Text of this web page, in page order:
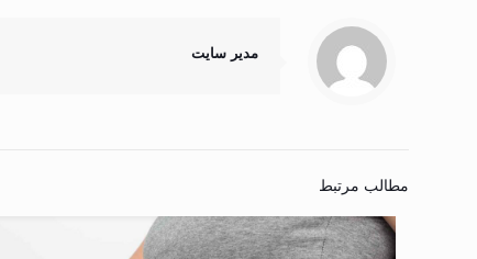
مدیر سایت
مطالب مرتبط